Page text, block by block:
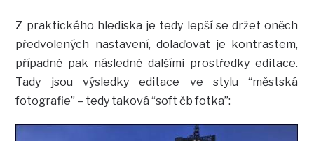
Z praktického hlediska je tedy lepší se držet oněch
předvolených nastavení, dolaďovat je kontrastem,
případně pak následně dalšími prostředky editace.
Tady jsou výsledky editace ve stylu “městská
fotografie” – tedy taková “soft čb fotka”: